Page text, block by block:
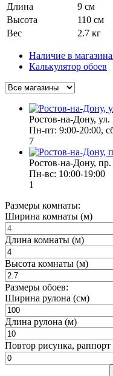
Длина
9 см
Высота
110 см
Вес
2.7 кг
Наличие в
Калькулятор обоев
Ростов-на-Дону, ул.
Пн-пт: 9:00-20:00,
7
Ростов-на-Дону,
Пн-вс: 10:00-19:00
1
Размеры комнаты:
Ширина комнаты (м)
Длина комнаты (м)
Высота комнаты (м)
Размеры обоев:
Ширина рулона (см)
Длина рулона (м)
Повтор рисунка, раппорт